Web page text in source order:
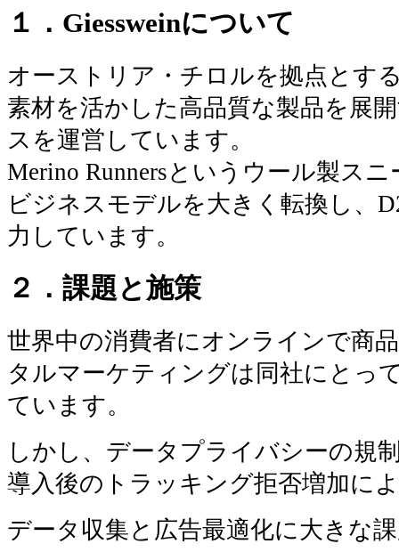
１．Giessweinについて
オーストリア・チロルを拠点とす
素材を活かした高品質な製品を展
スを運営しています。
Merino Runnersというウール製ス
ビジネスモデルを大きく転換し、
力しています。
２．課題と施策
世界中の消費者にオンラインで商
タルマーケティングは同社にとっ
ています。
しかし、データプライバシーの規
導入後のトラッキング拒否増加に
データ収集と広告最適化に大きな